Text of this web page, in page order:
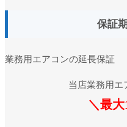
保証
業務用エアコンの延長保証
当店業務用エ
＼最